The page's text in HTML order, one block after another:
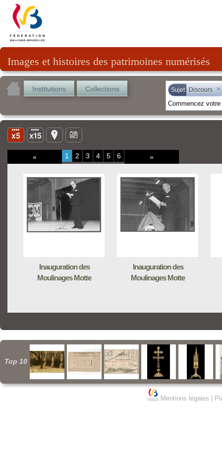
Images et histoires des patrimoines numérisés
Institutions Collections Sujet Discours ×
« 1 2 3 4 5 6 »
Inauguration des
Moulinages Motte
Inauguration des
Moulinages Motte
Top 10
Mentions légales